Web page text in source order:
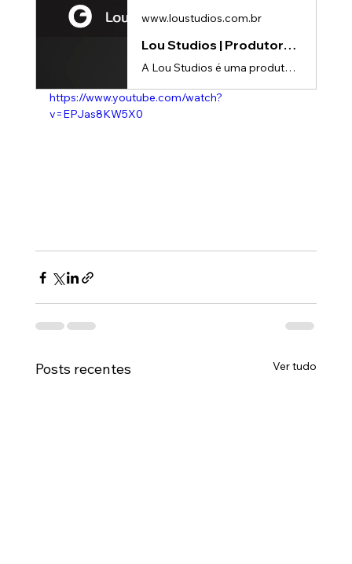
www.loustudios.com.br
Lou Studios | Produtora de vídeos
A Lou Studios é uma produtora de vídeos, especializada em animações 3D para lançamento de produtos.
https://www.youtube.com/watch?
v=EPJas8KW5X0
Posts recentes Ver tudo